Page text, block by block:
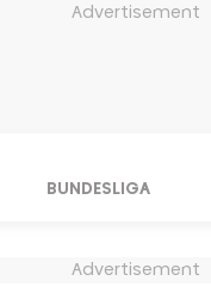
Advertisement
BUNDESLIGA
Advertisement